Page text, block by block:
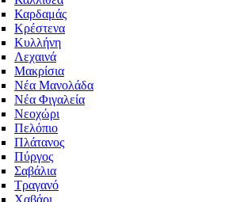
Καρδαμάς
Κρέστενα
Κυλλήνη
Λεχαινά
Μακρίσια
Νέα Μανολάδα
Νέα Φιγαλεία
Νεοχώρι
Πελόπιο
Πλάτανος
Πύργος
Σαβάλια
Τραγανό
Χαβάρι